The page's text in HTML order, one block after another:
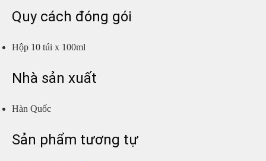
Quy cách đóng gói
Hộp 10 túi x 100ml
Nhà sản xuất
Hàn Quốc
Sản phẩm tương tự